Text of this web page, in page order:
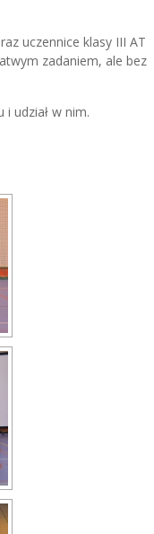
uczennice klasy III AT
zadaniem, ale bez
udział w nim.